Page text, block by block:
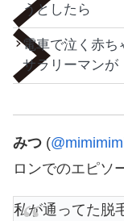
うとしたら
電車で泣く赤ち
サラリーマンが
みつ (
ロンでのエピソ
私が通ってた脱